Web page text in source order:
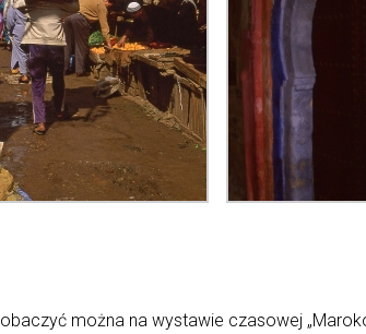
można na wystawie czasowej